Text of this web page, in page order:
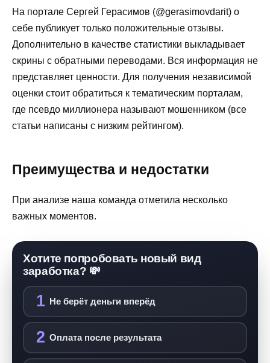
На портале Сергей Герасимов (@gerasimovdarit) о
себе публикует только положительные отзывы.
Дополнительно в качестве статистики выкладывает
скрины с обратными переводами. Вся информация не
представляет ценности. Для получения независимой
оценки стоит обратиться к тематическим порталам,
где псевдо миллионера называют мошенником (все
статьи написаны с низким рейтингом).
Преимущества и недостатки
При анализе наша команда отметила несколько
важных моментов.
Хотите попробовать новый вид
заработка? 💸
1 Не берёт деньги вперёд
2 Оплата после результата